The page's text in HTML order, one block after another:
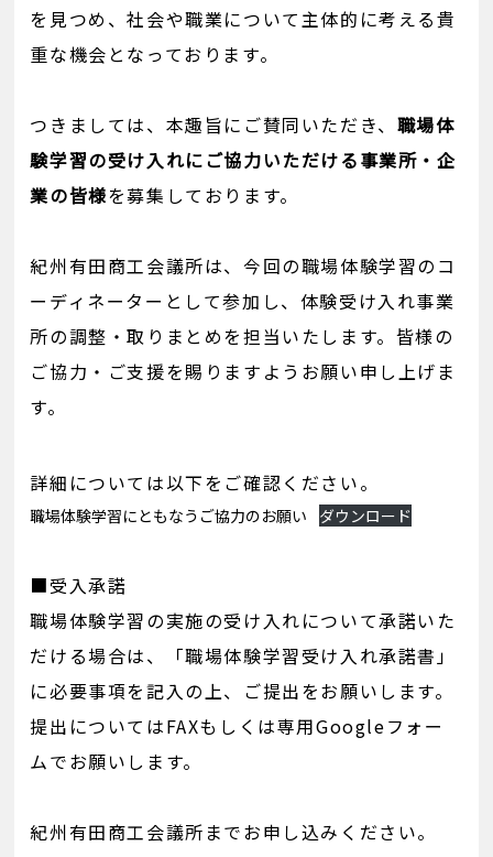
を見つめ、社会や職業について主体的に考える貴
重な機会となっております。
つきましては、本趣旨にご賛同いただき、 職場体
験学習の受け入れにご協力いただける事業所・企
業の皆様を募集しております。
紀州有田商工会議所は、今回の職場体験学習のコ
ーディネーターとして参加し、体験受け入れ事業
所の調整・取りまとめを担当いたします。皆様の
ご協力・ご支援を賜りますようお願い申し上げま
す。
詳細については以下をご確認ください。
職場体験学習にともなうご協力のお願い ダウンロード
■受入承諾
職場体験学習の実施の受け入れについて承諾いた
だける場合は、「職場体験学習受け入れ承諾書」
に必要事項を記入の上、ご提出をお願いします。
提出についてはFAXもしくは専用Googleフォー
ムでお願いします。
紀州有田商工会議所までお申し込みください。